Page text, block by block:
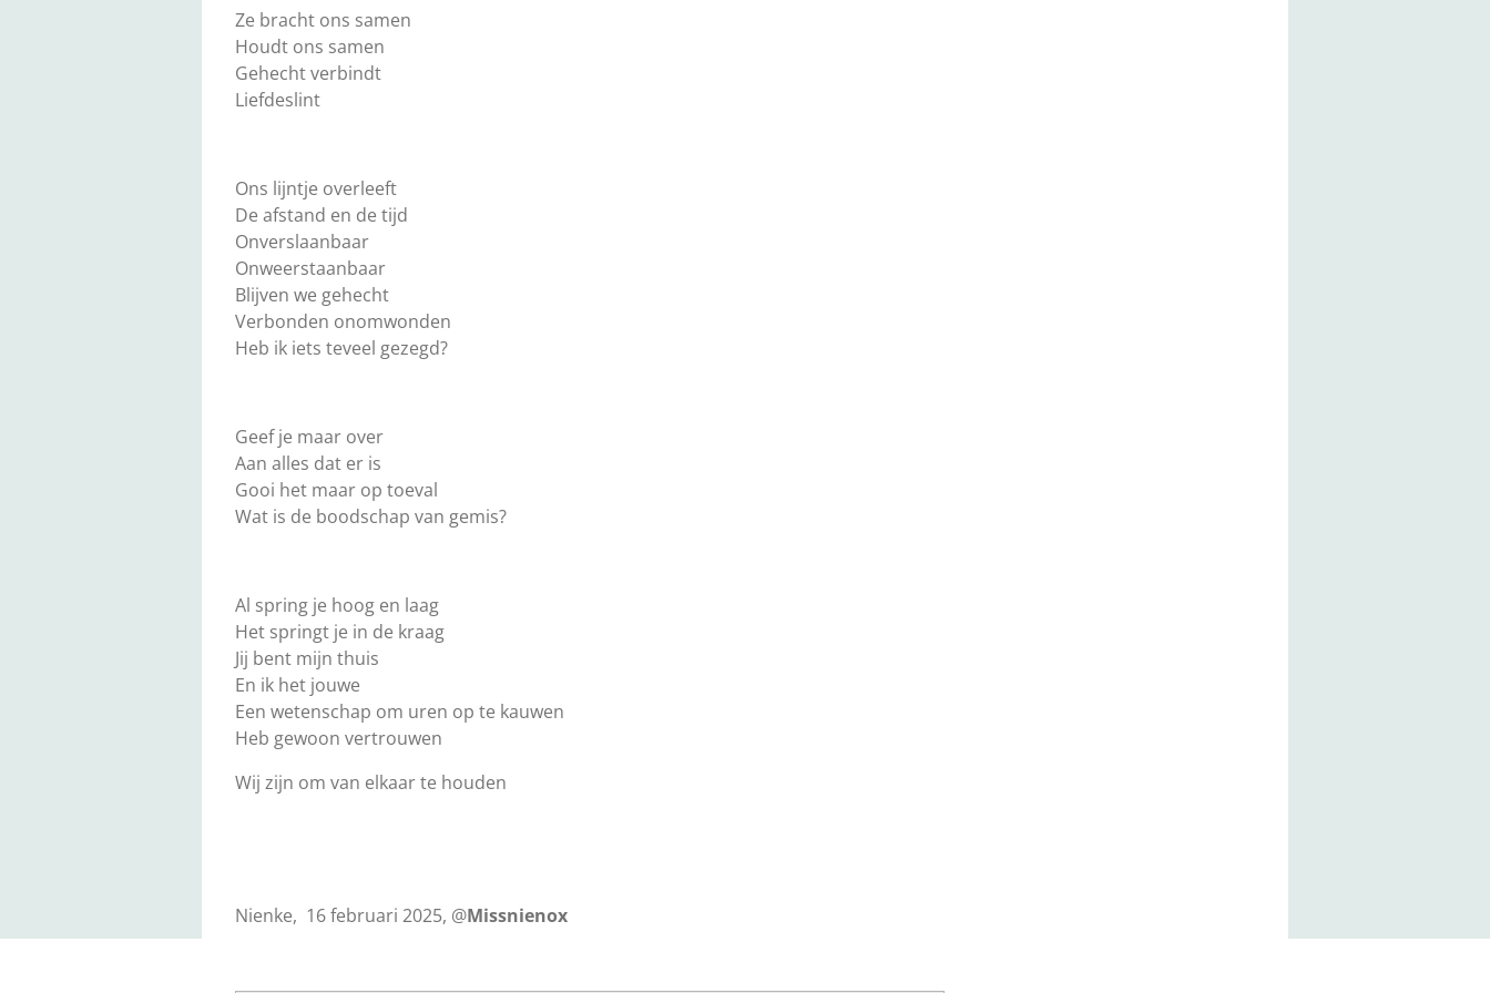
Ze bracht ons samen
Houdt ons samen
Gehecht verbindt
Liefdeslint
Ons lijntje overleeft
De afstand en de tijd
Onverslaanbaar
Onweerstaanbaar
Blijven we gehecht
Verbonden onomwonden
Heb ik iets teveel gezegd?
Geef je maar over
Aan alles dat er is
Gooi het maar op toeval
Wat is de boodschap van gemis?
Al spring je hoog en laag
Het springt je in de kraag
Jij bent mijn thuis
En ik het jouwe
Een wetenschap om uren op te kauwen
Heb gewoon vertrouwen
Wij zijn om van elkaar te houden
Nienke, 16 februari 2025, @Missnienox